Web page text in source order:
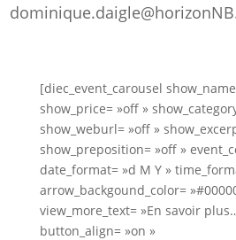
[diec_event_carousel
show_price= »off »
show_weburl= »off »
show_preposition= »off »
date_format= »d M Y »
arrow_backgound_color=
view_more_text= »En savoir
button_align= »on »